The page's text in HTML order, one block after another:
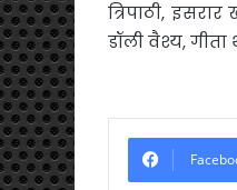
त्रिपाठी,
डॉली वैश्य,